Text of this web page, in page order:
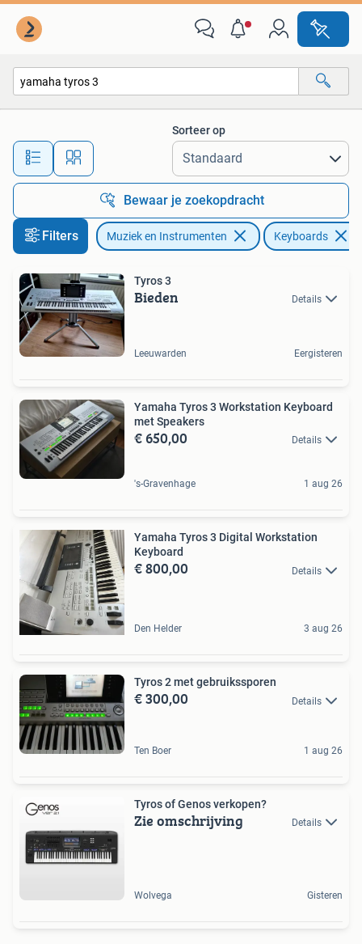
Alle afstanden…
Sorteer op
Bewaar je zoekopdracht
Filters Muziek en Instrumenten Keyboards
Tyros 3
Bieden Details
Leeuwarden Eergisteren
Yamaha Tyros 3 Workstation Keyboard
met Speakers
€ 650,00 Details
's-Gravenhage 1 aug 26
Yamaha Tyros 3 Digital Workstation
Keyboard
€ 800,00 Details
Den Helder 3 aug 26
Tyros 2 met gebruikssporen
€ 300,00 Details
Ten Boer 1 aug 26
Tyros of Genos verkopen?
Zie omschrijving Details
Wolvega Gisteren